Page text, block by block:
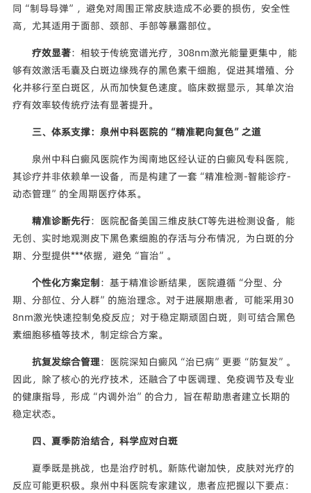
同“制导导弹”，避免对周围正常皮肤造成不必要的损伤，安全性
高，尤其适用于面部、颈部、手部等暴露部位。
疗效显著：相较于传统宽谱光疗，308nm激光能量更集中，能
够有效激活毛囊及白斑边缘残存的黑色素干细胞，促进其增殖、分
化并移行至白斑区，从而加快复色速度。临床数据显示，其单次治
疗有效率较传统疗法有显著提升。
三、体系支撑：泉州中科医院的“精准靶向复色”之道
泉州中科白癜风医院作为闽南地区经认证的白癜风专科医院，
其诊疗并非依赖单一设备，而是构建了一套“精准检测-智能诊疗-
动态管理”的全周期医疗体系。
精准诊断先行：医院配备美国三维皮肤CT等先进检测设备，能
无创、实时地观测皮下黑色素细胞的存活与分布情况，为白斑的分
期、分型提供***依据，避免“盲治”。
个性化方案定制：基于精准诊断结果，医院遵循“分型、分
期、分部位、分人群”的施治理念。对于进展期患者，可能采用30
8nm激光快速控制免疫反应；对于稳定期顽固白斑，则可结合黑色
素细胞移植等技术，制定综合方案。
抗复发综合管理：医院深知白癜风“治已病”更要“防复发”。
因此，除了核心的光疗技术，还融合了中医调理、免疫调节及专业
的健康指导，形成“内调外治”的合力，旨在帮助患者建立长期的
稳定状态。
四、夏季防治结合，科学应对白斑
夏季既是挑战，也是治疗时机。新陈代谢加快，皮肤对光疗的
反应可能更积极。泉州中科医院专家建议，患者应把握以下要点：